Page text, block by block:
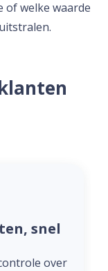
of welke waarde
snel
over